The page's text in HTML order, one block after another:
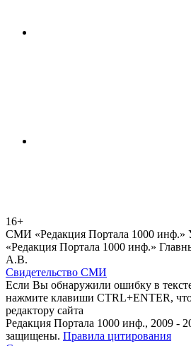
16+
СМИ «Редакция Портала 1000 инф.»
«Редакция Портала 1000 инф.»
А.В.
Свидетельство СМИ
Если Вы обнаружили ошибку в
нажмите клавиши CTRL+ENTER,
редактору сайта
Редакция Портала 1000 инф., 2009 -
защищены. Правила цитирования